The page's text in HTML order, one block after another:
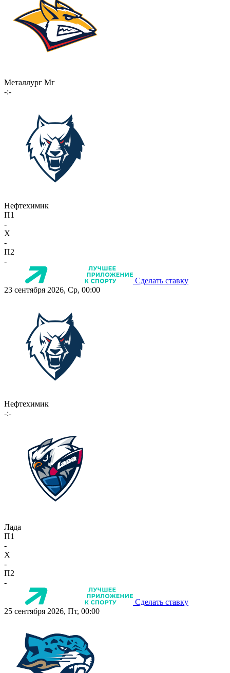
Металлург Мг
-:-
Нефтехимик
П1
-
X
-
П2
-
Сделать ставку
23 сентября 2026, Ср, 00:00
Нефтехимик
-:-
Лада
П1
-
X
-
П2
-
Сделать ставку
25 сентября 2026, Пт, 00:00